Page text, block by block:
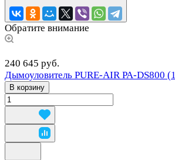
Обратите внимание
240 645 руб.
Дымоуловитель PURE-AIR PA-DS800
В корзину